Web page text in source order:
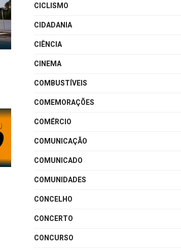
CICLISMO
CIDADANIA
CIÊNCIA
CINEMA
COMBUSTÍVEIS
COMEMORAÇÕES
COMÉRCIO
COMUNICAÇÃO
COMUNICADO
COMUNIDADES
CONCELHO
CONCERTO
CONCURSO